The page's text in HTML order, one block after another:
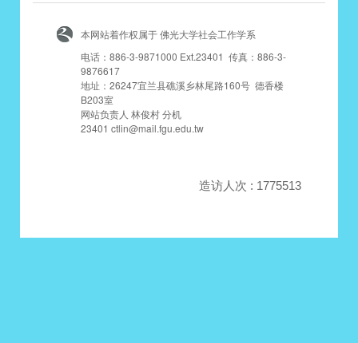
本网站着作权属于 佛光大学社会工作学系
电话：886-3-9871000 Ext.23401 传真：886-3-
9876617
地址：26247宜兰县礁溪乡林尾路160号 德香楼
B203室
网站负责人 林俊村 分机
23401 ctlin@mail.fgu.edu.tw
造访人次 : 1775513